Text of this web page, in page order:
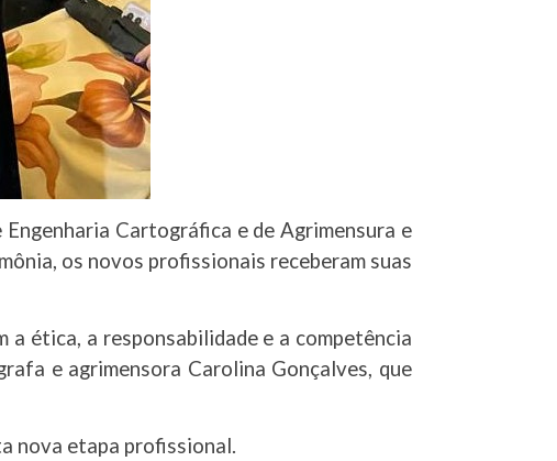
Cartográfica e de Agrimensura e
os novos profissionais receberam suas
ética, a responsabilidade e a competência
e agrimensora Carolina Gonçalves, que
nova etapa profissional.